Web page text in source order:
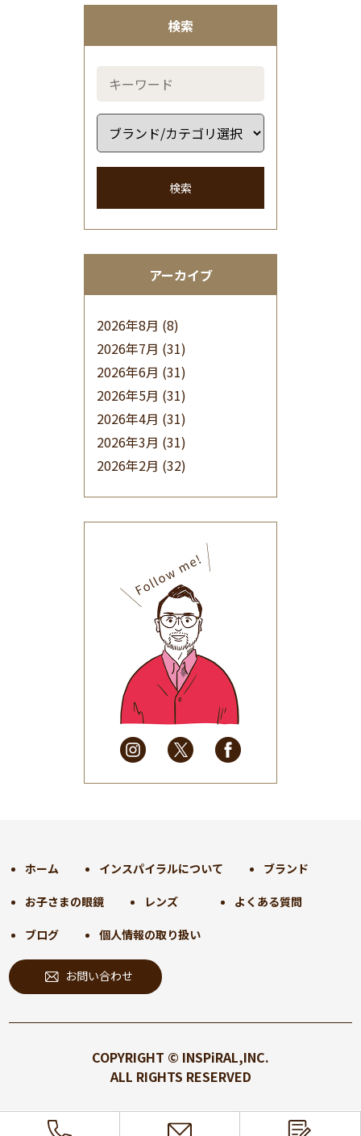
検索
検索
アーカイブ
2026年8月 (8)
2026年7月 (31)
2026年6月 (31)
2026年5月 (31)
2026年4月 (31)
2026年3月 (31)
2026年2月 (32)
(32)
2025年9月(30)
2025年8月(31)
2025年7月(37)
2025年6月(48)
2025年5月
(41)
2025年4月
(32)
2025年3月(31)
2025年2月
(28)
2025年1月
(34)
2024年9月(30)
2024年7月(31)
2024年6月(30)
2024年5月
2024年4月 (32)
2024年2月(31)
2024年1月(45)
2023年12月(31)
(31)
ホーム インスパイラルについて ブランド
お子さまの眼鏡 レンズ よくある質問
ブログ 個人情報の取り扱い
お問い合わせ
COPYRIGHT © INSPiRAL,INC.
ALL RIGHTS RESERVED